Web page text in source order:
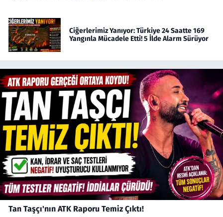
Ciğerlerimiz Yanıyor: Türkiye 24 Saatte 169
Yangınla Mücadele Etti! 5 İlde Alarm Sürüyor
Tan Taşçı'nın ATK Raporu Temiz Çıktı!